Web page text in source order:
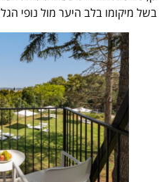
בשל מיקומו בלב היער מול נופי